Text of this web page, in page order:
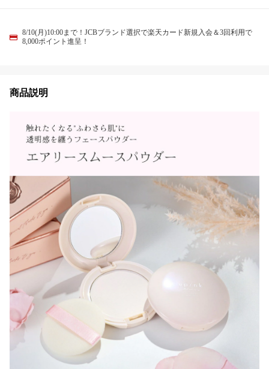
8/10(月)10:00まで！JCBブランド選択で楽天カード新規入会＆3回利用で
8,000ポイント進呈！
商品説明